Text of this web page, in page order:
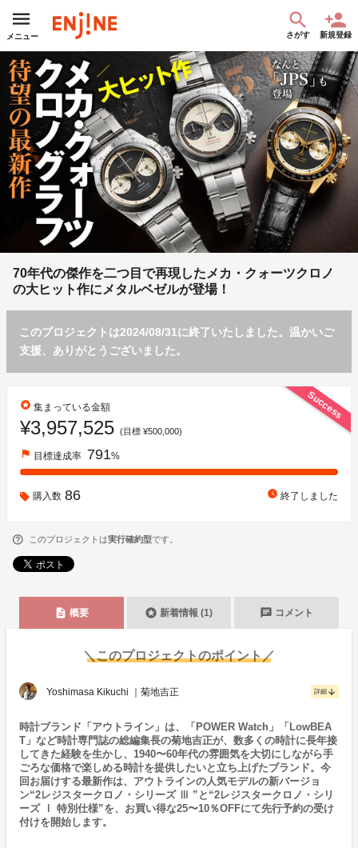
メニュー さがす 新規登録
70年代の傑作を二つ目で再現したメカ・クォーツクロノ
の大ヒット作にメタルベゼルが登場！
このプロジェクトは2024/08/31に終了いたしました。温かいご
支援、ありがとうございました。
Success
stars 集まっている金額
¥3,957,525 (目標 ¥500,000)
flag 目標達成率 791%
購入数 86 watch_later 終了しました
このプロジェクトは実行確約型です。
description 概要 stars 新着情報 (1) chat コメント
＼このプロジェクトのポイント／
Yoshimasa Kikuchi ｜菊地吉正 詳細 arrow_downward
時計ブランド「アウトライン」は、「POWER Watch」「LowBEA
T」など時計専門誌の総編集長の菊地吉正が、数多くの時計に長年接
してきた経験を生かし、1940〜60年代の雰囲気を大切にしながら手
ごろな価格で楽しめる時計を提供したいと立ち上げたブランド。今
回お届けする最新作は、アウトラインの人気モデルの新バージョ
ン“2レジスタークロノ・シリーズ Ⅲ ”と“2レジスタークロノ・シリ
ーズ Ⅰ 特別仕様”を、お買い得な25〜10％OFFにて先行予約の受け
付けを開始します。